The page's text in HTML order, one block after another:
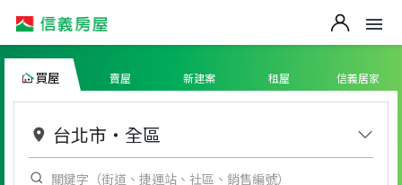
買屋 賣屋 新建案 租屋 信義居家
台北市 ・ 全區